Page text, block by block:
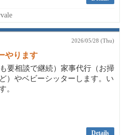
2026/05/28 (Thu)
やります
要相談で継続）家事代行（お掃
）やベビーシッターします。い
。
Details